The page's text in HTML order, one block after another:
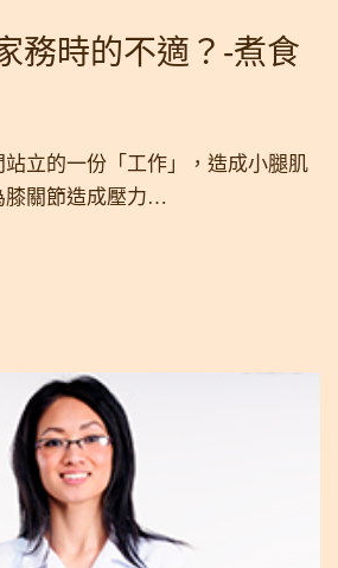
務時的不適？-煮食
立的一份「工作」，造成小腿肌
膝關節造成壓力…